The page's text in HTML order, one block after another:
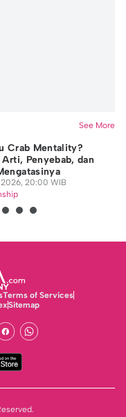
See More
Crab Mentality?
Arti, Penyebab, dan
20:00 WIB
Terms of Services
Sitemap